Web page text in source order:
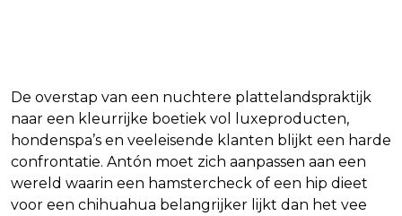
De overstap van een nuchtere plattelandspraktijk
naar een kleurrijke boetiek vol luxeproducten,
hondenspa’s en veeleisende klanten blijkt een harde
confrontatie. Antón moet zich aanpassen aan een
wereld waarin een hamstercheck of een hip dieet
voor een chihuahua belangrijker lijkt dan het vee